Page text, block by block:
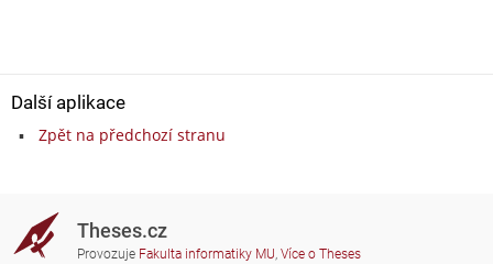
Další aplikace
Zpět na předchozí stranu
Theses.cz
Provozuje Fakulta informatiky MU, Více o Theses